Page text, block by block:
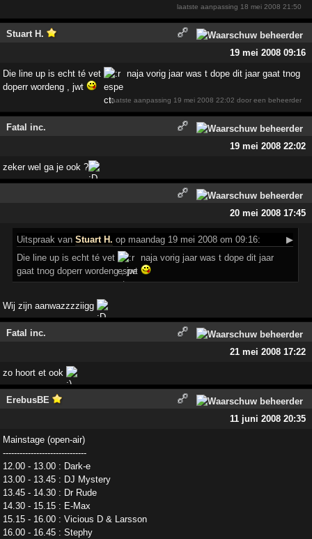
laatste aanpassing 18 mei 2008 21:50
Stuart H.
19 mei 2008 09:16
Die line up is echt té vet
naja vorig jaar was t dope dit jaar gaat tnog
doperr wordeng , jwt
laatste aanpassing 19 mei 2008 22:02 door een beheerder
Fatal inc.
19 mei 2008 22:02
zeker wel ga je ook ?
20 mei 2008 17:45
Uitspraak vanStuart H. op maandag 19 mei 2008 om 09:16:
▶
Die line up is echt té vet
naja vorig jaar was t dope dit jaar
gaat tnog doperr wordeng , jwt
Wij zijn aanwazzzziigg
Fatal inc.
21 mei 2008 17:22
zo hoort et ook
ErebusBE
11 juni 2008 20:35
Mainstage (open-air)
------------------------------
12.00 - 13.00 : Dark-e
13.00 - 13.45 : DJ Mystery
13.45 - 14.30 : Dr Rude
14.30 - 15.15 : E-Max
15.15 - 16.00 : Vicious D & Larsson
16.00 - 16.45 : Stephy